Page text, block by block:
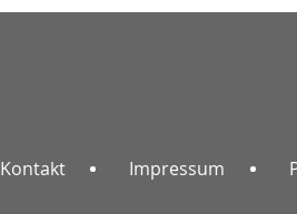
Kontakt Impressum